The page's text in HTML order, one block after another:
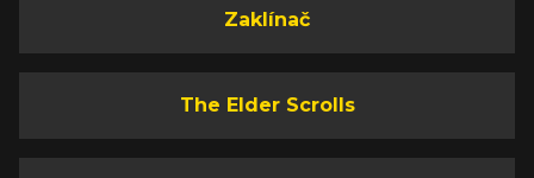
Zaklínač
The Elder Scrolls